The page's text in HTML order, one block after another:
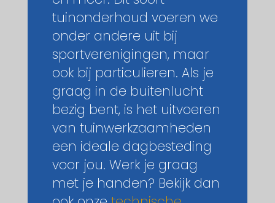
tuinonderhoud voeren we
onder andere uit bij
sportverenigingen, maar
ook bij particulieren. Als je
graag in de buitenlucht
bezig bent, is het uitvoeren
van tuinwerkzaamheden
een ideale dagbesteding
voor jou. Werk je graag
met je handen? Bekijk dan